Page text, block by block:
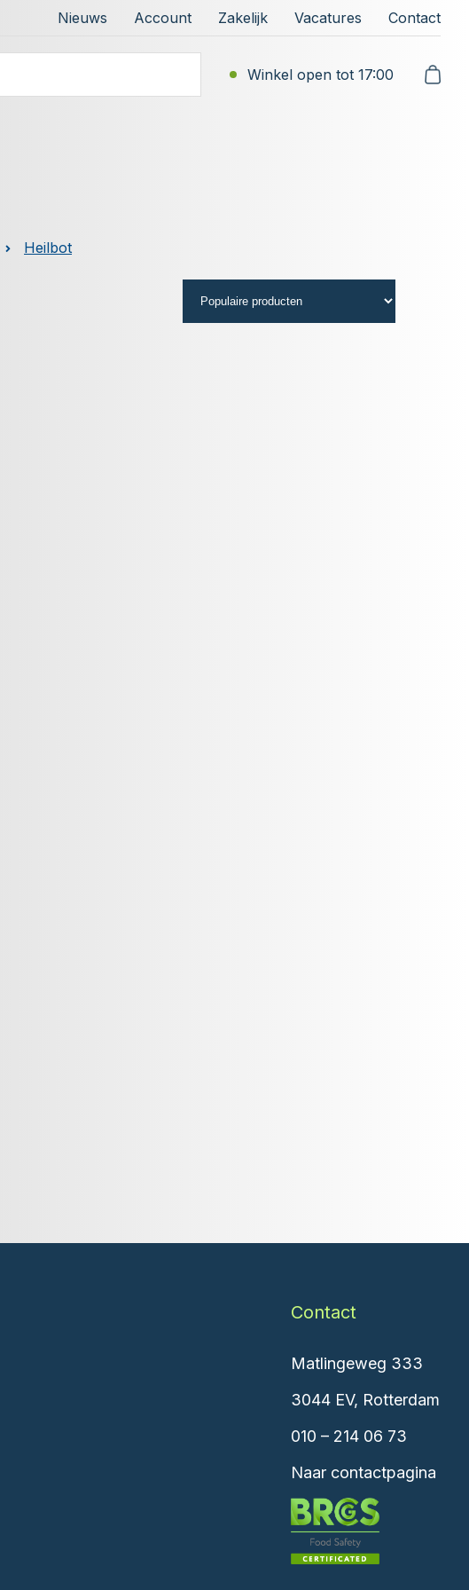
Nieuws Account Zakelijk Vacatures Contact
Winkel open tot 17:00
Heilbot
Contact
Matlingeweg 333
3044 EV, Rotterdam
010 – 214 06 73
Naar contactpagina